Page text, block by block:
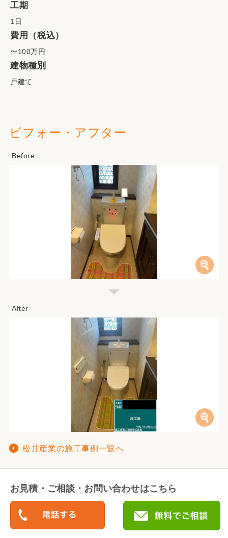
工期
1日
費用（税込）
〜100万円
建物種別
戸建て
ビフォー・アフター
松井産業の施工事例一覧へ
お見積・ご相談・お問い合わせはこちら